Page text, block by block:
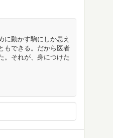
に動かす駒にしか思え
もできる。だから医者
。それが、身につけた